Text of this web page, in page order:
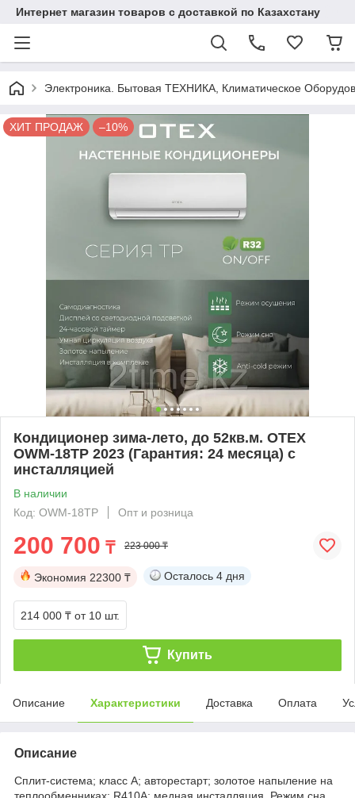
Интернет магазин товаров с доставкой по Казахстану
Электроника. Бытовая ТЕХНИКА, Климатическое
ХИТ ПРОДАЖ –10%
Кондиционер зима-лето, до 52кв.м. OTEX
OWM-18TP 2023 (Гарантия: 24 месяца) с
инсталляцией
В наличии
Код: OWM-18TP
Опт и розница
200 700 ₸ 223 000 ₸
Экономия 22300 ₸ Осталось 4 дня
214 000 ₸ от 10 шт.
Купить
Описание Характеристики Доставка Оплата
Описание
Сплит-система; класс A; авторестарт; золотое напыление на
теплообменниках; R410A; медная инсталляция, Режим сна,